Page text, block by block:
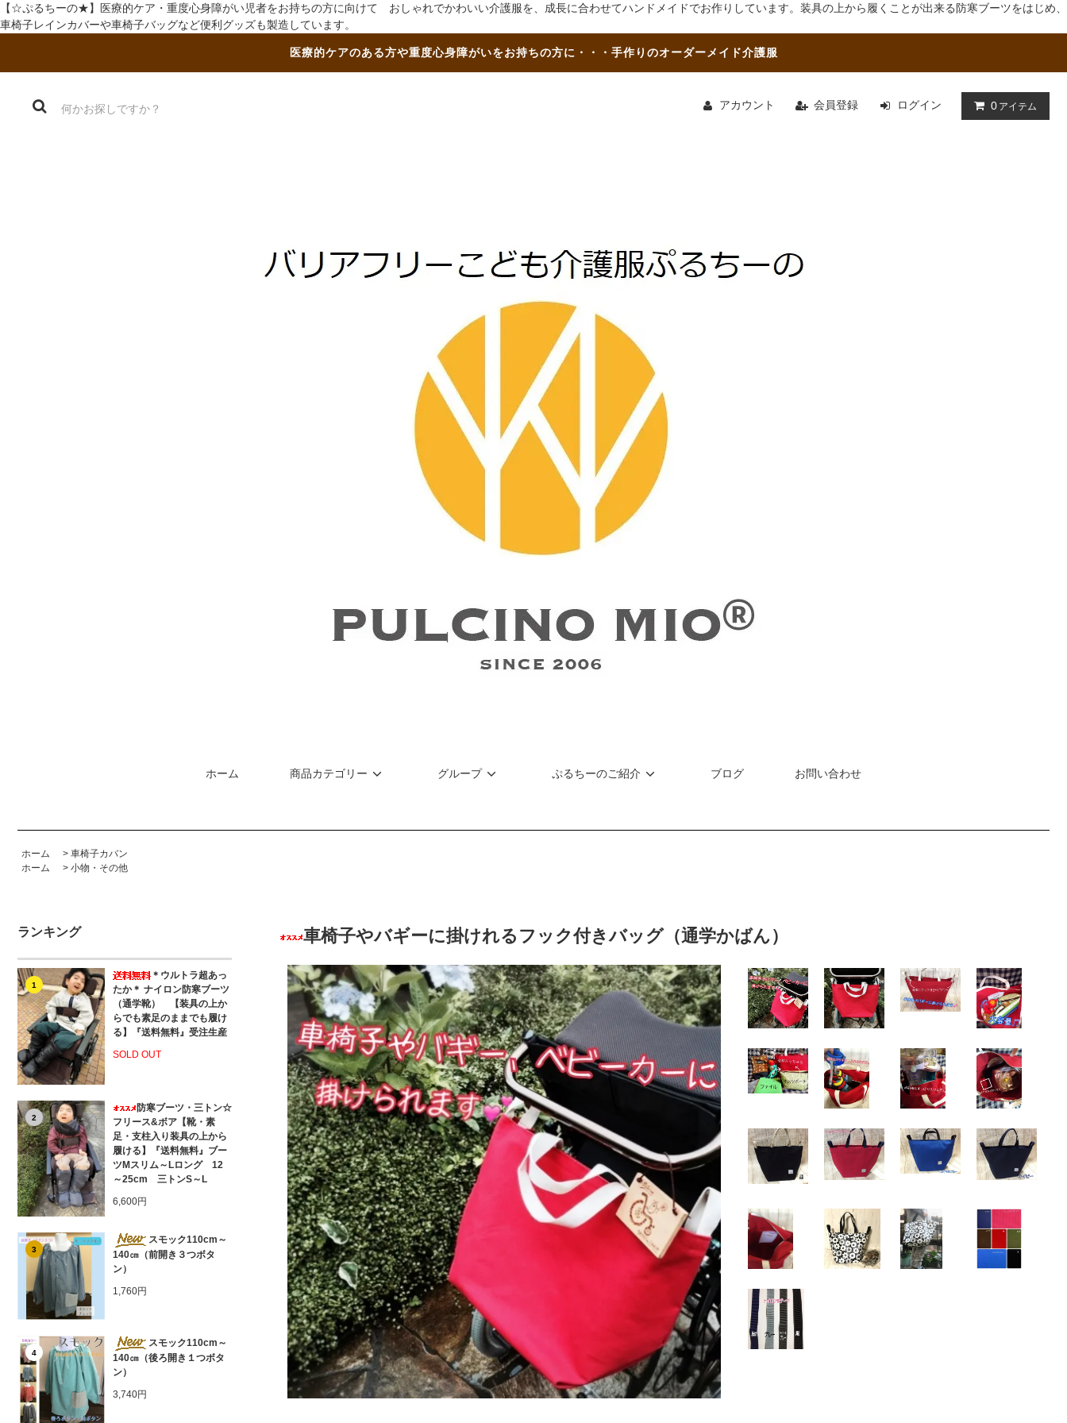
【☆ぷるちーの★】医療的ケア・重度心身障がい児者をお持ちの方に向けて おしゃれでかわいい介護服を、成長に合わせてハンドメイドでお作りしています。装具の上から履くことが出来る防寒ブーツをはじめ、
車椅子レインカバーや車椅子バッグなど便利グッズも製造しています。
医療的ケアのある方や重度心身障がいをお持ちの方に・・・手作りのオーダーメイド介護服
アカウント 会員登録 ログイン 0 アイテム
ホーム 商品カテゴリー グループ ぷるちーのご紹介 ブログ お問い合わせ
ホーム > 車椅子カバン
ホーム
> 小物・その他
ランキング
1
＊ウルトラ超あっ
たか＊ ナイロン防寒ブーツ
（通学靴） 【装具の上か
らでも素足のままでも履け
る】『送料無料』受注生産
SOLD OUT
2
防寒ブーツ・三トン☆
フリース&ボア【靴・素
足・支柱入り装具の上から
履ける】『送料無料』ブー
ツMスリム～Lロング 12
～25cm 三トンS～L
6,600円
3
スモック110cm～
140㎝（前開き３つボタ
ン）
1,760円
4
スモック110cm～
140㎝（後ろ開き１つボタ
ン）
3,740円
車椅子やバギーに掛けれるフック付きバッグ（通学かばん）